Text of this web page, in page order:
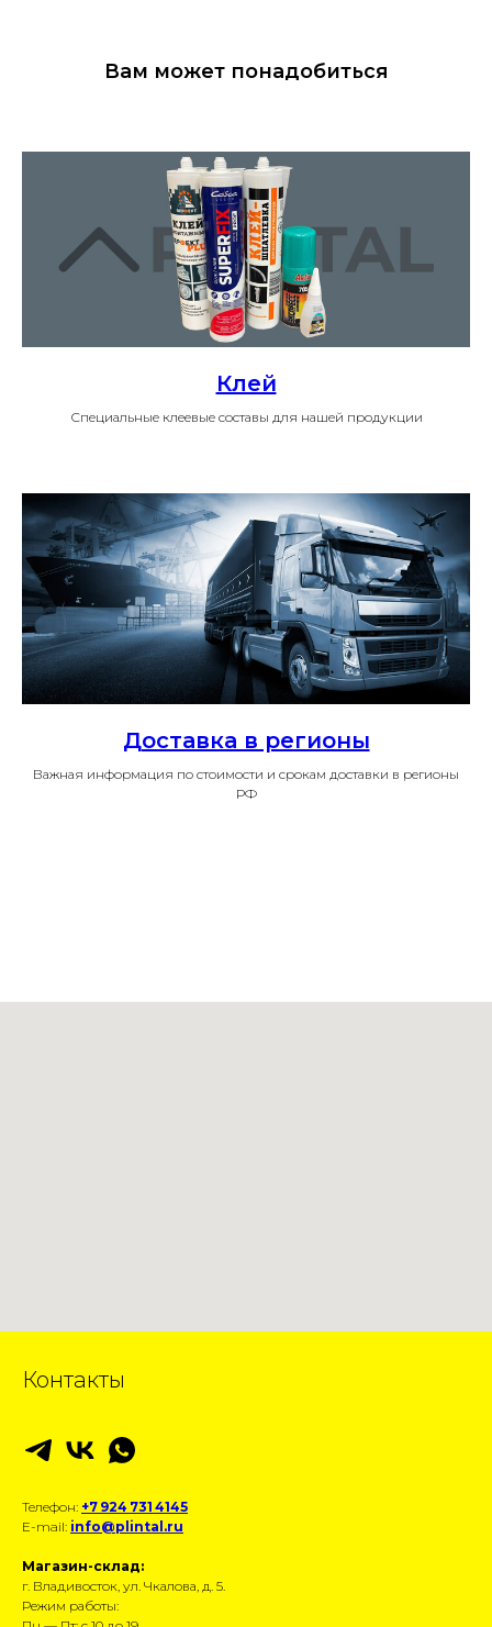
Вам может понадобиться
Клей
Специальные клеевые составы для нашей продукции
Доставка в регионы
Важная информация по стоимости и срокам доставки в регионы
РФ
Контакты
Телефон: +7 924 731 4145
E-mail: info@plintal.ru
Магазин-склад:
г. Владивосток, ул. Чкалова, д. 5.
Режим работы: